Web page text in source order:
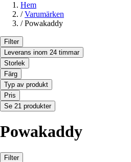
Hem
/ Varumärken
/ Powakaddy
Filter
Leverans inom 24 timmar
Storlek
Färg
Typ av produkt
Pris
Se 21 produkter
Powakaddy
Filter